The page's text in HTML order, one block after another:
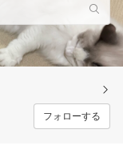
フォローする